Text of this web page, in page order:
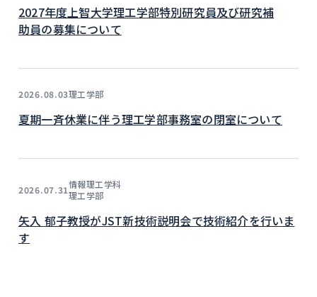
2027年度上智大学理工学部特別研究員及び研究補
助員の募集について
2026.08.03理工学部
夏期一斉休業に伴う理工学部事務室の閉室について
2026.07.31情報理工学科
理工学部
矢入 郁子教授がJST新技術説明会で技術紹介を行いま
す